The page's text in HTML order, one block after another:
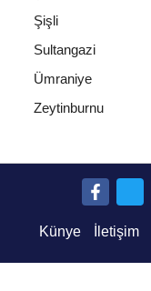
Şişli
Sultangazi
Ümraniye
Zeytinburnu
Künye İletişim